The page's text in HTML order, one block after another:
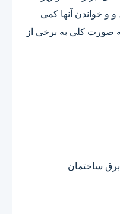
و خواندن آنها کمی
صورت کلی به برخی از
برق ساختمان